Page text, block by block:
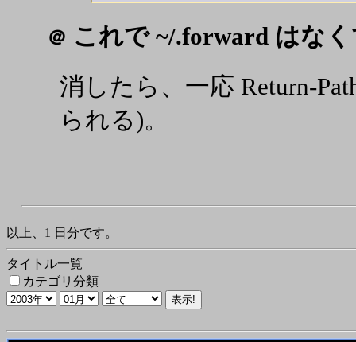
＠ これで ~/.forward はな
消したら、一応 Return-
られる)。
以上、1 日分です。
タイトル一覧
カテゴリ分類